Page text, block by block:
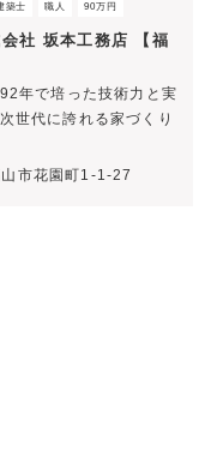
築士 職人 90万円
社 坂本工務店 【福
年で培った技術力と実
世代に誇れる家づくり
市花園町1-1-27